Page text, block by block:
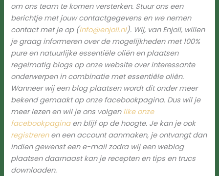
om ons team te komen versterken. Stuur ons een
berichtje met jouw contactgegevens en we nemen
contact met je op (info@enjoil.nl). Wij, van Enjoil, willen
je graag informeren over de mogelijkheden met 100%
pure en natuurlijke essentiële oliën en plaatsen
regelmatig blogs op onze website over interessante
onderwerpen in combinatie met essentiële oliën.
Wanneer wij een blog plaatsen wordt dit onder meer
bekend gemaakt op onze facebookpagina. Dus wil je
meer lezen en wil je ons volgen like onze
facebookpaginaen blijf op de hoogte. Je kan je ook
registreren en een account aanmaken, je ontvangt dan
indien gewenst een e-mail zodra wij een weblog
plaatsen daarnaast kan je recepten en tips en trucs
downloaden.